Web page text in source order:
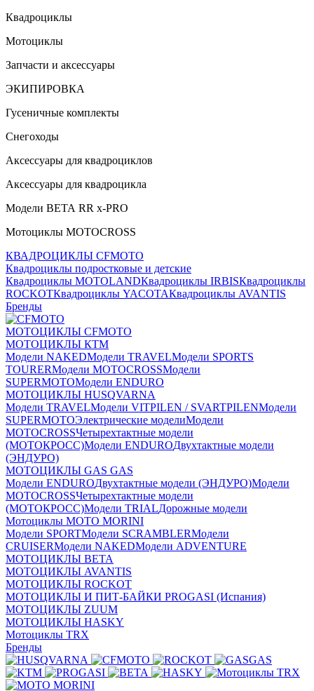
Квадроциклы
Мотоциклы
Запчасти и аксессуары
ЭКИПИРОВКА
Гусеничные комплекты
Снегоходы
Аксессуары для квадроциклов
Аксессуары для квадроцикла
Модели ВЕТА RR x-PRO
Мотоциклы MOTOCROSS
КВАДРОЦИКЛЫ CFMOTO
Квадроциклы подростковые и детские
Квадроциклы MOTOLANDКвадроциклы IRBISКвадроциклы
ROCKOTКвадроциклы YACOTAКвадроциклы AVANTIS
Бренды
МОТОЦИКЛЫ CFMOTO
МОТОЦИКЛЫ КТМ
Модели NAKEDМодели TRAVELМодели SPORTS
TOURERМодели MOTOCROSSМодели
SUPERMOTOМодели ENDURO
МОТОЦИКЛЫ HUSQVARNA
Модели TRAVELМодели VITPILEN / SVARTPILENМодели
SUPERMOTOЭлектрические моделиМодели
MOTOCROSSЧетырехтактные модели
(МОТОКРОСС)Модели ENDUROДвухтактные модели
(ЭНДУРО)
МОТОЦИКЛЫ GAS GAS
Модели ENDUROДвухтактные модели (ЭНДУРО)Модели
MOTOCROSSЧетырехтактные модели
(МОТОКРОСС)Модели TRIALДорожные модели
Мотоциклы MOTO MORINI
Модели SPORTМодели SCRAMBLERМодели
CRUISERМодели NAKEDМодели ADVENTURE
МОТОЦИКЛЫ BETA
МОТОЦИКЛЫ AVANTIS
МОТОЦИКЛЫ ROCKOT
МОТОЦИКЛЫ И ПИТ-БАЙКИ PROGASI (Испания)
МОТОЦИКЛЫ ZUUM
МОТОЦИКЛЫ HASKY
Мотоциклы TRX
Бренды